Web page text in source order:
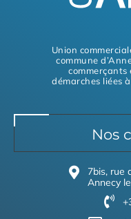
Union
commune
commerçants
démarches liées
Nos
7bis, rue
Annecy